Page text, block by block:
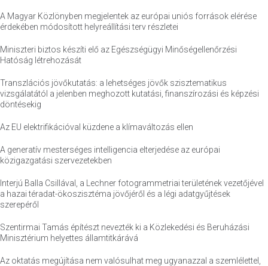
A Magyar Közlönyben megjelentek az európai uniós források elérése
érdekében módosított helyreállítási terv részletei
Miniszteri biztos készíti elő az Egészségügyi Minőségellenőrzési
Hatóság létrehozását
Transzlációs jövőkutatás: a lehetséges jövők szisztematikus
vizsgálatától a jelenben meghozott kutatási, finanszírozási és képzési
döntésekig
Az EU elektrifikációval küzdene a klímaváltozás ellen
A generatív mesterséges intelligencia elterjedése az európai
közigazgatási szervezetekben
Interjú Balla Csillával, a Lechner fotogrammetriai területének vezetőjével
a hazai téradat-ökoszisztéma jövőjéről és a légi adatgyűjtések
szerepéről
Szentirmai Tamás építészt nevezték ki a Közlekedési és Beruházási
Minisztérium helyettes államtitkárává
Az oktatás megújítása nem valósulhat meg ugyanazzal a szemlélettel,